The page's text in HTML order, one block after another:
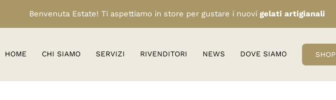
Benvenuta Estate! Ti aspettiamo in store per gustare i nuovi gelati artigianali
HOME CHI SIAMO SERVIZI RIVENDITORI NEWS DOVE SIAMO SHOP